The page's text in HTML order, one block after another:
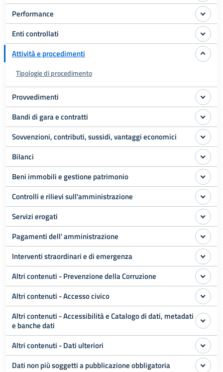
Performance
Enti controllati
Attività e procedimenti
Tipologie di procedimento
Provvedimenti
Bandi di gara e contratti
Sovvenzioni, contributi, sussidi, vantaggi economici
Bilanci
Beni immobili e gestione patrimonio
Controlli e rilievi sull'amministrazione
Servizi erogati
Pagamenti dell' amministrazione
Interventi straordinari e di emergenza
Altri contenuti - Prevenzione della Corruzione
Altri contenuti - Accesso civico
Altri contenuti - Accessibilità e Catalogo di dati, metadati
e banche dati
Altri contenuti - Dati ulteriori
Dati non più soggetti a pubblicazione obbligatoria